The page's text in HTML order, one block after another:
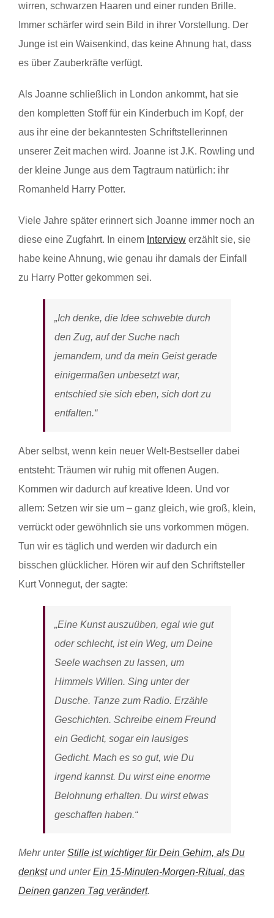
wirren, schwarzen Haaren und einer runden Brille.
Immer schärfer wird sein Bild in ihrer Vorstellung. Der
Junge ist ein Waisenkind, das keine Ahnung hat, dass
es über Zauberkräfte verfügt.
Als Joanne schließlich in London ankommt, hat sie
den kompletten Stoff für ein Kinderbuch im Kopf, der
aus ihr eine der bekanntesten Schriftstellerinnen
unserer Zeit machen wird. Joanne ist J.K. Rowling und
der kleine Junge aus dem Tagtraum natürlich: ihr
Romanheld Harry Potter.
Viele Jahre später erinnert sich Joanne immer noch an
diese eine Zugfahrt. In einem Interview erzählt sie, sie
habe keine Ahnung, wie genau ihr damals der Einfall
zu Harry Potter gekommen sei.
„Ich denke, die Idee schwebte durch
den Zug, auf der Suche nach
jemandem, und da mein Geist gerade
einigermaßen unbesetzt war,
entschied sie sich eben, sich dort zu
entfalten.“
Aber selbst, wenn kein neuer Welt-Bestseller dabei
entsteht: Träumen wir ruhig mit offenen Augen.
Kommen wir dadurch auf kreative Ideen. Und vor
allem: Setzen wir sie um – ganz gleich, wie groß, klein,
verrückt oder gewöhnlich sie uns vorkommen mögen.
Tun wir es täglich und werden wir dadurch ein
bisschen glücklicher. Hören wir auf den Schriftsteller
Kurt Vonnegut, der sagte:
„Eine Kunst auszuüben, egal wie gut
oder schlecht, ist ein Weg, um Deine
Seele wachsen zu lassen, um
Himmels Willen. Sing unter der
Dusche. Tanze zum Radio. Erzähle
Geschichten. Schreibe einem Freund
ein Gedicht, sogar ein lausiges
Gedicht. Mach es so gut, wie Du
irgend kannst. Du wirst eine enorme
Belohnung erhalten. Du wirst etwas
geschaffen haben.“
Mehr unterStille ist wichtiger für Dein Gehirn, als Du
denkstund unterEin 15-Minuten-Morgen-Ritual, das
Deinen ganzen Tag verändert.